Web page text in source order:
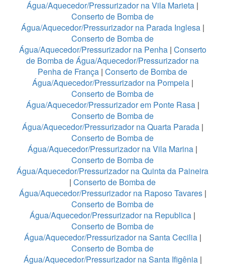
Água/Aquecedor/Pressurizador na Vila Marieta |
Conserto de Bomba de
Água/Aquecedor/Pressurizador na Parada Inglesa |
Conserto de Bomba de
Água/Aquecedor/Pressurizador na Penha| Conserto
de Bomba de Água/Aquecedor/Pressurizador na
Penha de França | Conserto de Bomba de
Água/Aquecedor/Pressurizador na Pompeia|
Conserto de Bomba de
Água/Aquecedor/Pressurizador em Ponte Rasa|
Conserto de Bomba de
Água/Aquecedor/Pressurizador na Quarta Parada|
Conserto de Bomba de
Água/Aquecedor/Pressurizador na Vila Marina |
Conserto de Bomba de
Água/Aquecedor/Pressurizador na Quinta da Paineira
| Conserto de Bomba de
Água/Aquecedor/Pressurizador na Raposo Tavares|
Conserto de Bomba de
Água/Aquecedor/Pressurizador na Republica |
Conserto de Bomba de
Água/Aquecedor/Pressurizador na Santa Cecilia|
Conserto de Bomba de
Água/Aquecedor/Pressurizador na Santa Ifigênia |